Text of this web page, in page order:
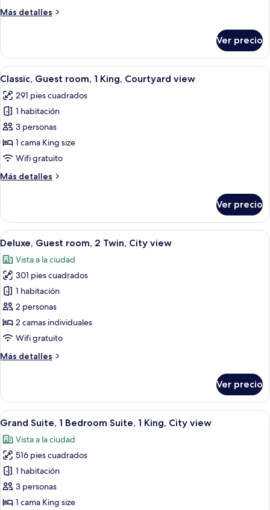
1
view,
High
floor
Más detalles
Más
Guest
room,
1
Courtyard
view,
floor
Ver precio
Abrir
todas
las
fotos
de
Classic,
Guest
1
view
Una habitación de hotel con una
5
Classic, Guest room, 1 King, Courtyard view
291 pies cuadrados
1 habitación
3 personas
1 cama King size
Wifi gratuito
Más detalles
Más
Guest
room,
1
Courtyard
view
Ver precio
Abrir
todas
las
fotos
de
Deluxe,
Guest
room,
Twin,
Una habitación de hotel con dos
5
Deluxe, Guest room, 2 Twin, City view
Vista a la ciudad
301 pies cuadrados
1 habitación
2 personas
2 camas individuales
Wifi gratuito
Más detalles
Más
Guest
room,
2
City
view
Ver precio
Abrir
todas
las
fotos
de
Grand
Suite,
Habitación de hotel con un espejo
8
Grand Suite, 1 Bedroom Suite, 1 King, City view
Vista a la ciudad
516 pies cuadrados
1 habitación
3 personas
1 cama King size